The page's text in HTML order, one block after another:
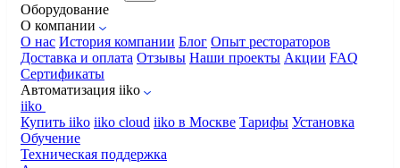
Оборудование
О компании
О нас История компании Блог Опыт рестораторов
Доставка и оплата Отзывы Наши проекты Акции FAQ
Сертификаты
Автоматизация iiko
iiko
Купить iiko iiko cloud iiko в Москве Тарифы Установка
Обучение
Техническая поддержка